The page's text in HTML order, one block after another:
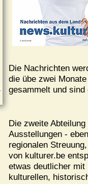
Die Nachrichten
die übe zwei
gesammelt und
Die zweite
Ausstellungen -
regionalen
von kulturer.be
etwas deutlicher mit
kulturellen,